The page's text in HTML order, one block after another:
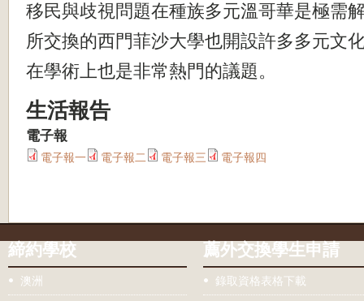
移民與歧視問題在種族多元溫哥華是極需
所交換的西門菲沙大學也開設許多多元文
在學術上也是非常熱門的議題。
生活報告
電子報
電子報一 電子報二 電子報三 電子報四
締約學校
澳洲
薦外交換學生申請
錄取資格表格下載